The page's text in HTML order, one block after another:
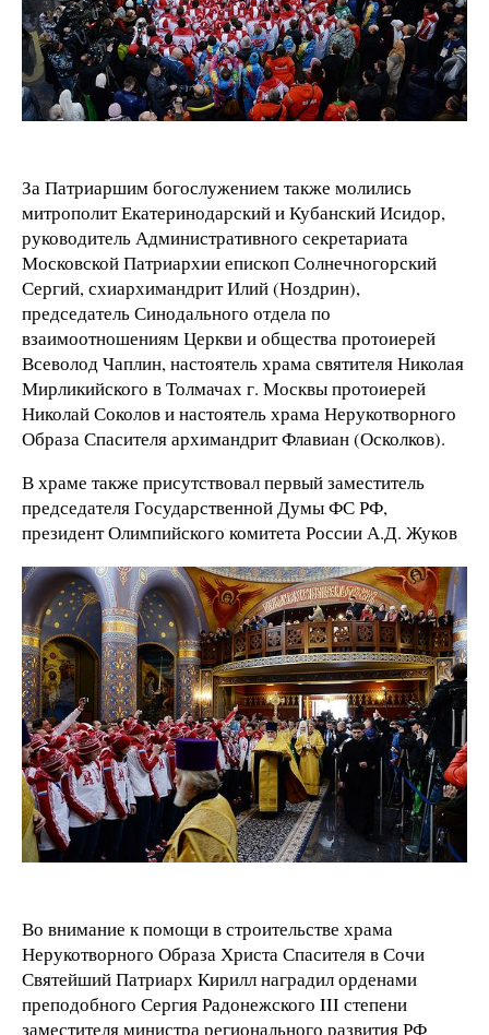
За Патриаршим богослужением также молились
митрополит Екатеринодарский и Кубанский Исидор,
руководитель Административного секретариата
Московской Патриархии епископ Солнечногорский
Сергий, схиархимандрит Илий (Ноздрин),
председатель Синодального отдела по
взаимоотношениям Церкви и общества протоиерей
Всеволод Чаплин, настоятель храма святителя Николая
Мирликийского в Толмачах г. Москвы протоиерей
Николай Соколов и настоятель храма Нерукотворного
Образа Спасителя архимандрит Флавиан (Осколков).
В храме также присутствовал первый заместитель
председателя Государственной Думы ФС РФ,
президент Олимпийского комитета России А.Д. Жуков
Во внимание к помощи в строительстве храма
Нерукотворного Образа Христа Спасителя в Сочи
Святейший Патриарх Кирилл наградил орденами
преподобного Сергия Радонежского III степени
заместителя министра регионального развития РФ